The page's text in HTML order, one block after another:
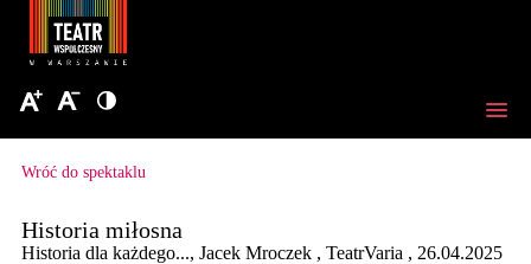
Wróć do spektaklu
Historia miłosna
Historia dla każdego..., Jacek Mroczek , TeatrVaria , 26.04.2025